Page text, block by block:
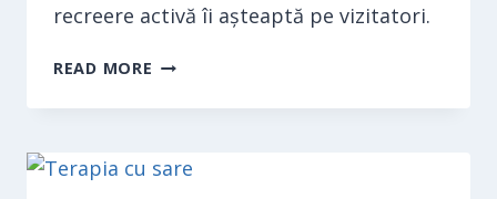
recreere activă îi așteaptă pe vizitatori.
READ MORE SCHI
JUDETUL